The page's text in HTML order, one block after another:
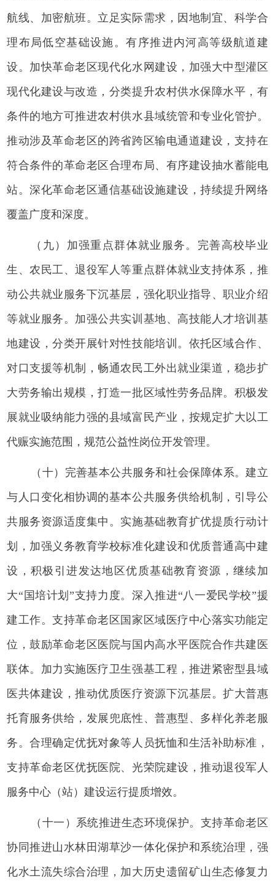
航线、加密航班。立足实际需求，因地制宜、科学合
理布局低空基础设施。有序推进内河高等级航道建
设。加快革命老区现代化水网建设，加强大中型灌区
现代化建设与改造，分类提升农村供水保障水平，有
条件的地方可推进农村供水县域统管和专业化管护。
推动涉及革命老区的跨省跨区输电通道建设，支持在
符合条件的革命老区合理布局、有序建设抽水蓄能电
站。深化革命老区通信基础设施建设，持续提升网络
覆盖广度和深度。
（九）加强重点群体就业服务。完善高校毕业
生、农民工、退役军人等重点群体就业支持体系，推
动公共就业服务下沉基层，强化职业指导、职业介绍
等就业服务。加强公共实训基地、高技能人才培训基
地建设，分类开展针对性技能培训。依托区域合作、
对口支援等机制，畅通农民工外出就业渠道，稳步扩
大劳务输出规模，打造一批区域性劳务品牌。积极发
展就业吸纳能力强的县域富民产业，按规定扩大以工
代赈实施范围，规范公益性岗位开发管理。
（十）完善基本公共服务和社会保障体系。建立
与人口变化相协调的基本公共服务供给机制，引导公
共服务资源适度集中。实施基础教育扩优提质行动计
划，加强义务教育学校标准化建设和优质普通高中建
设，积极引进发达地区优质基础教育资源，继续加
大“国培计划”支持力度。深入推进“八一爱民学校”援
建工作。支持革命老区国家区域医疗中心落实功能定
位，鼓励革命老区医院与国内高水平医院合作共建医
联体。加力实施医疗卫生强基工程，推进紧密型县域
医共体建设，推动优质医疗资源下沉基层。扩大普惠
托育服务供给，发展兜底性、普惠型、多样化养老服
务。合理确定优抚对象等人员抚恤和生活补助标准，
支持革命老区优抚医院、光荣院建设，推动退役军人
服务中心（站）建设运行提质增效。
（十一）系统推进生态环境保护。支持革命老区
协同推进山水林田湖草沙一体化保护和系统治理，强
化水土流失综合治理，加大历史遗留矿山生态修复力